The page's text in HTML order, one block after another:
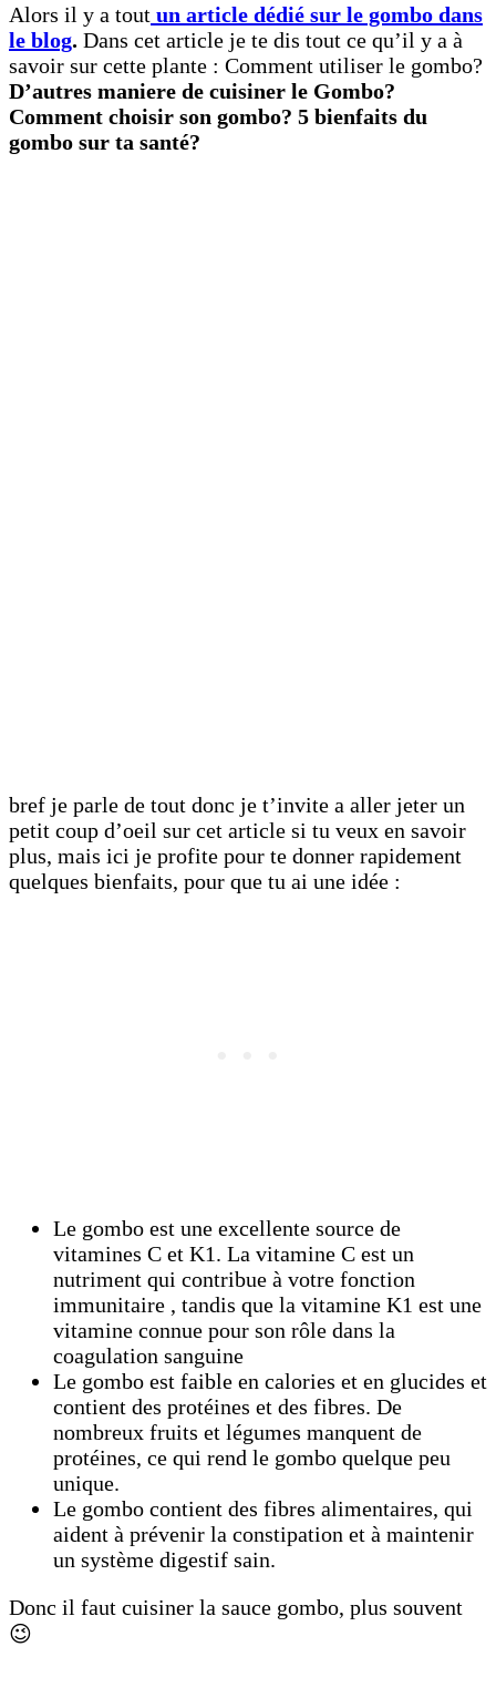
Alors il y a tout un article dédié sur le gombo dans
le blog. Dans cet article je te dis tout ce qu’il y a à
savoir sur cette plante : Comment utiliser le gombo?
D’autres maniere de cuisiner le Gombo?
Comment choisir son gombo? 5 bienfaits du
gombo sur ta santé?
bref je parle de tout donc je t’invite a aller jeter un
petit coup d’oeil sur cet article si tu veux en savoir
plus, mais ici je profite pour te donner rapidement
quelques bienfaits, pour que tu ai une idée :
Le gombo est une excellente source de
vitamines C et K1. La vitamine C est un
nutriment qui contribue à votre fonction
immunitaire , tandis que la vitamine K1 est une
vitamine connue pour son rôle dans la
coagulation sanguine
Le gombo est faible en calories et en glucides et
contient des protéines et des fibres. De
nombreux fruits et légumes manquent de
protéines, ce qui rend le gombo quelque peu
unique.
Le gombo contient des fibres alimentaires, qui
aident à prévenir la constipation et à maintenir
un système digestif sain.
Donc il faut cuisiner la sauce gombo, plus souvent
😉